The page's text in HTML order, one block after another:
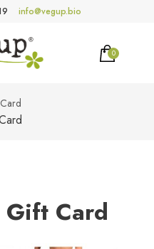
info@vegup.bio
0
Card